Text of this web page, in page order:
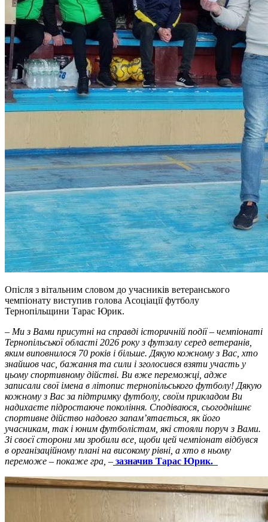
Опісля з вітальним словом до учасників ветеранського
чемпіонату виступив голова Асоціації футболу
Тернопільщини Тарас Юрик.
– Ми з Вами присутні на справді історичній події – чемпіонаті
Тернопільської області 2026 року з футзалу серед ветеранів,
яким виповнилося 70 років і більше. Дякую кожному з Вас, хто
знайшов час, бажання та сили і зголосився взяти участь у
цьому спортивному дійстві. Ви вже переможці, адже
записали свої імена в літопис тернопільського футболу! Дякую
кожному з Вас за підтримку футболу, своїм прикладом Ви
надихаєте підростаюче покоління. Сподіваюся, сьогоднішнє
спортивне дійство надовго запам’ятається, як його
учасникам, так і юним футболістам, які стояли поруч з Вами.
Зі своєї сторони ми зробили все, щоби цей чемпіонат відбувся
в організаційному плані на високому рівні, а хто в ньому
переможе – покаже гра, – зазначив Тарас Юрик.